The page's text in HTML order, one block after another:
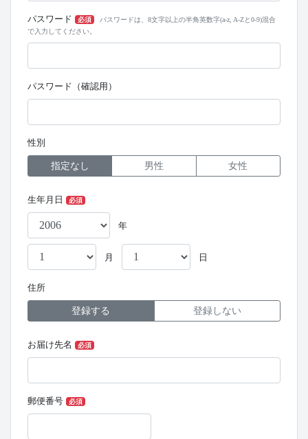
パスワード 必須
パスワードは、8文字以上の半角英数字(a-z, A-Zと0-9)混合
で入力してください。
パスワード（確認用）
性別
指定なし 男性 女性
生年月日 必須
年
月 日
住所
登録する 登録しない
お届け先名 必須
郵便番号 必須